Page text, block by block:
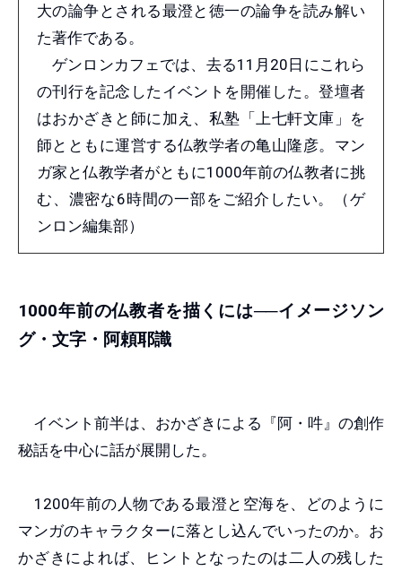
大の論争とされる最澄と徳一の論争を読み解い
た著作である。
ゲンロンカフェでは、去る11月20日にこれら
の刊行を記念したイベントを開催した。登壇者
はおかざきと師に加え、私塾「上七軒文庫」を
師とともに運営する仏教学者の亀山隆彦。マン
ガ家と仏教学者がともに1000年前の仏教者に挑
む、濃密な6時間の一部をご紹介したい。（ゲ
ンロン編集部）
1000年前の仏教者を描くには──イメージソン
グ・文字・阿頼耶識
イベント前半は、おかざきによる『阿・吽』の創作
秘話を中心に話が展開した。
1200年前の人物である最澄と空海を、どのように
マンガのキャラクターに落とし込んでいったのか。お
かざきによれば、ヒントとなったのは二人の残した